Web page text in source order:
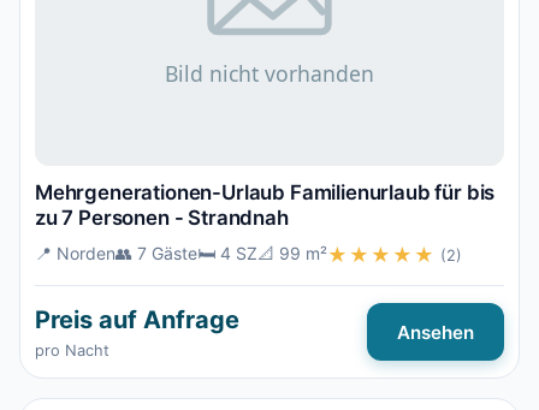
Mehrgenerationen-Urlaub Familienurlaub für bis
zu 7 Personen - Strandnah
📍 Norden👥 7 Gäste🛏️ 4 SZ📐 99 m²★★★★★ (2)
Preis auf Anfrage
pro Nacht
Ansehen